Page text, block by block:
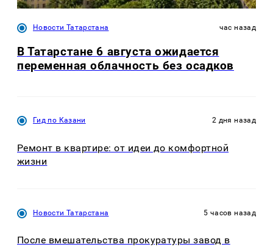
Новости Татарстана час назад
В Татарстане 6 августа ожидается
переменная облачность без осадков
Гид по Казани 2 дня назад
Ремонт в квартире: от идеи до комфортной
жизни
Новости Татарстана 5 часов назад
После вмешательства прокуратуры завод в